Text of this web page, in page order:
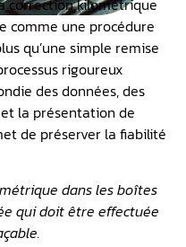
correction kilométrique
comme une procédure
qu’une simple remise
rigoureux
des données, des
la présentation de
de préserver la fiabilité
dans les boîtes
qui doit être effectuée